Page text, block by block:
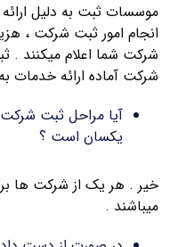
موسسات ثبت به دلیل
انجام امور ثبت شرکت ،
شرکت شما اعلام میکنند .
شرکت آماده ارائه خدمات
آیا مراحل ثبت
یکسان است ؟
خیر . هر یک از شرکت ها
میباشند .